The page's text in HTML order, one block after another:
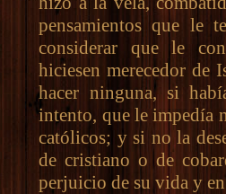
pensamientos que le
considerar que le
hiciesen merecedor de
hacer ninguna, si
intento, que le impedía
católicos; y si no la
de cristiano o de
perjuicio de su vida y